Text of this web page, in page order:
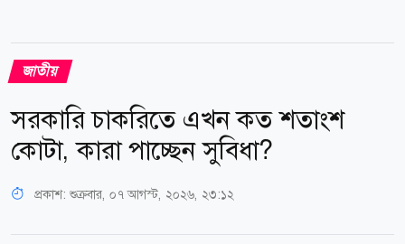
জাতীয়
সরকারি চাকরিতে এখন কত শতাংশ
কোটা, কারা পাচ্ছেন সুবিধা?
প্রকাশ: শুক্রবার, ০৭ আগস্ট, ২০২৬, ২৩:১২